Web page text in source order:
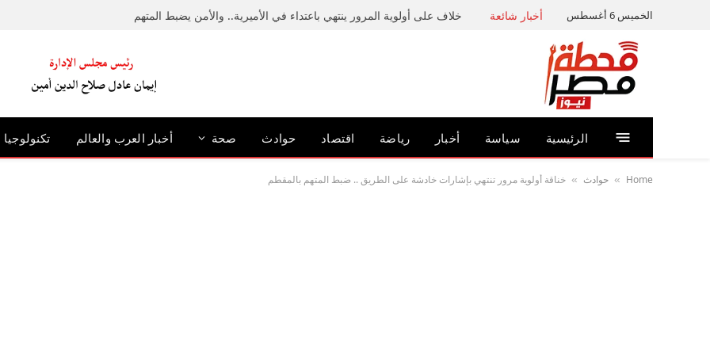
الخميس 6 أغسطس أخبار شائعة خلاف على أولوية المرور ينتهي باعتداء في الأميرية.. والأمن يضبط المتهم
الرئيسية سياسة أخبار رياضة اقتصاد حوادث صحة أخبار العرب والعالم تكنولوجيا
Home
» حوادث » خناقة أولوية مرور تنتهي بإشارات خادشة على الطريق .. ضبط المتهم بالمقطم